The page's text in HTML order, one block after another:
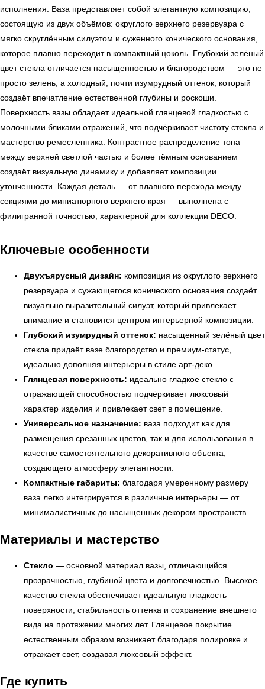
исполнения. Ваза представляет собой элегантную композицию,
состоящую из двух объёмов: округлого верхнего резервуара с
мягко скруглённым силуэтом и суженного конического основания,
которое плавно переходит в компактный цоколь. Глубокий зелёный
цвет стекла отличается насыщенностью и благородством — это не
просто зелень, а холодный, почти изумрудный оттенок, который
создаёт впечатление естественной глубины и роскоши.
Поверхность вазы обладает идеальной глянцевой гладкостью с
молочными бликами отражений, что подчёркивает чистоту стекла и
мастерство ремесленника. Контрастное распределение тона
между верхней светлой частью и более тёмным основанием
создаёт визуальную динамику и добавляет композиции
утонченности. Каждая деталь — от плавного перехода между
секциями до миниатюрного верхнего края — выполнена с
филигранной точностью, характерной для коллекции DECO.
Ключевые особенности
Двухъярусный дизайн: композиция из округлого верхнего
резервуара и сужающегося конического основания создаёт
визуально выразительный силуэт, который привлекает
внимание и становится центром интерьерной композиции.
Глубокий изумрудный оттенок: насыщенный зелёный цвет
стекла придаёт вазе благородство и премиум-статус,
идеально дополняя интерьеры в стиле арт-деко.
Глянцевая поверхность: идеально гладкое стекло с
отражающей способностью подчёркивает люксовый
характер изделия и привлекает свет в помещение.
Универсальное назначение: ваза подходит как для
размещения срезанных цветов, так и для использования в
качестве самостоятельного декоративного объекта,
создающего атмосферу элегантности.
Компактные габариты: благодаря умеренному размеру
ваза легко интегрируется в различные интерьеры — от
минималистичных до насыщенных декором пространств.
Материалы и мастерство
Стекло — основной материал вазы, отличающийся
прозрачностью, глубиной цвета и долговечностью. Высокое
качество стекла обеспечивает идеальную гладкость
поверхности, стабильность оттенка и сохранение внешнего
вида на протяжении многих лет. Глянцевое покрытие
естественным образом возникает благодаря полировке и
отражает свет, создавая люксовый эффект.
Где купить
← Вернуться на предыдущую страницу
УЗНАТЬ ПОДРОБНЕЕ